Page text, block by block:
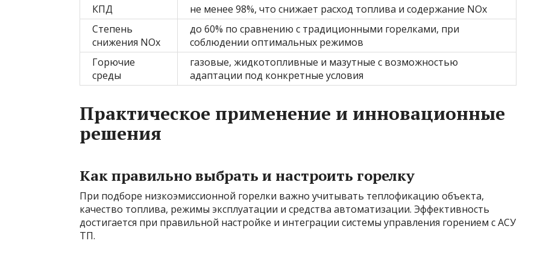
КПД
не менее 98%, что снижает расход топлива и содержание NOx
Степень
снижения NOx
до 60% по сравнению с традиционными горелками, при
соблюдении оптимальных режимов
Горючие
среды
газовые, жидкотопливные и мазутные с возможностью
адаптации под конкретные условия
Практическое применение и инновационные
решения
Как правильно выбрать и настроить горелку
При подборе низкоэмиссионной горелки важно учитывать теплофикацию объекта,
качество топлива, режимы эксплуатации и средства автоматизации. Эффективность
достигается при правильной настройке и интеграции системы управления горением с АСУ
ТП.